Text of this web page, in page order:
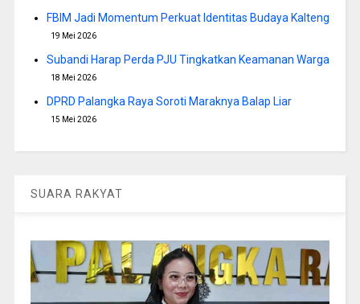
FBIM Jadi Momentum Perkuat Identitas Budaya Kalteng
19 Mei 2026
Subandi Harap Perda PJU Tingkatkan Keamanan Warga
18 Mei 2026
DPRD Palangka Raya Soroti Maraknya Balap Liar
15 Mei 2026
SUARA RAKYAT